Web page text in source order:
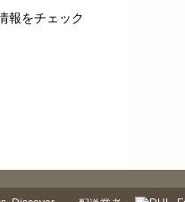
報をチェック